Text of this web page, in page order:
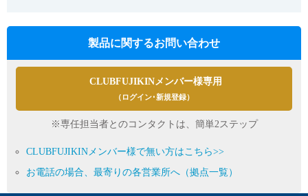
製品に関するお問い合わせ
CLUBFUJIKINメンバー様専用
（ログイン･新規登録）
※専任担当者とのコンタクトは、簡単2ステップ
CLUBFUJIKINメンバー様で無い方はこちら>>
お電話の場合、最寄りの各営業所へ（拠点一覧）